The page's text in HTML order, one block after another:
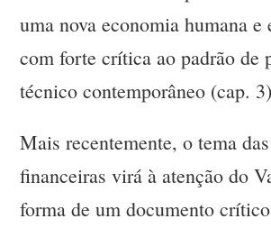
uma nova economia humana e
com forte crítica ao padrão de
técnico contemporâneo (cap.
Mais recentemente, o tema
financeiras virá à atenção do
forma de um documento